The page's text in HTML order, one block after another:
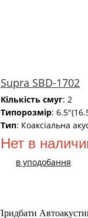
Supra SBD-1702
Кількість смуг: 2
Типорозмір:
Тип: Коаксіальна
Нет в
в уподобання